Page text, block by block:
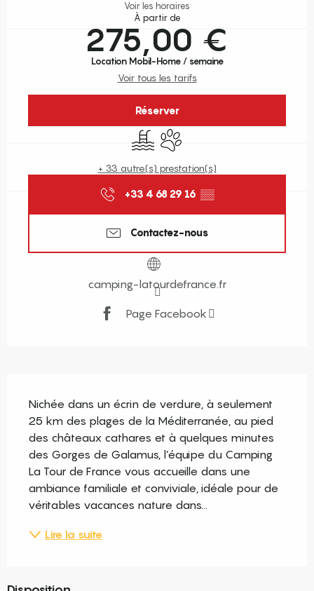
Voir les horaires
À partir de
275,00 €
Location Mobil-Home / semaine
Voir tous les tarifs
Réserver
PiscineAnimaux acceptés
+ 33 autre(s) prestation(s)
+33 4 68 29 16 ▒▒
Contactez-nous
camping-latourdefrance.fr
Page Facebook
Nichée dans un écrin de verdure, à seulement
25 km des plages de la Méditerranée, au pied
des châteaux cathares et à quelques minutes
des Gorges de Galamus, l’équipe du Camping
La Tour de France vous accueille dans une
ambiance familiale et conviviale, idéale pour de
véritables vacances nature dans...
Lire la suite